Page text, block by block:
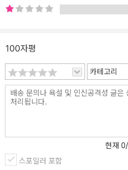
한 그의 뜨거운 옹호와 사랑을 독자들
100자평
카테고리
현재 0
스포일러 포함